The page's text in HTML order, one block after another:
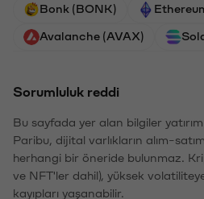
Bonk (BONK)
Avalanche (AVAX)
Sorumluluk reddi
Bu sayfada yer alan bilgiler
Paribu, dijital varlıkların alım-
herhangi bir öneride bulunmaz.
ve NFT'ler dahil), yüksek
kayıpları yaşanabilir.